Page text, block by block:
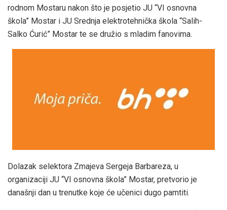
rodnom Mostaru nakon što je posjetio JU “VI osnovna
škola” Mostar i JU Srednja elektrotehnička škola “Salih-
Salko Ćurić” Mostar te se družio s mladim fanovima.
Dolazak selektora Zmajeva Sergeja Barbareza, u
organizaciji JU “VI osnovna škola” Mostar, pretvorio je
današnji dan u trenutke koje će učenici dugo pamtiti.